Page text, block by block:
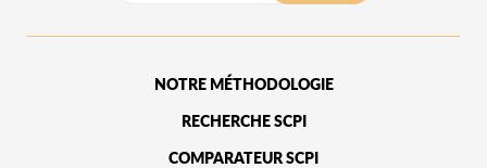
NOTRE MÉTHODOLOGIE
RECHERCHE SCPI
COMPARATEUR SCPI